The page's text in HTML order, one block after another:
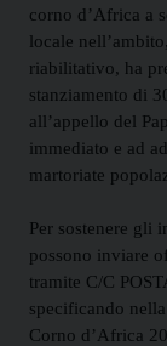
corno d’Africa a
locale
riabilitativo, ha
stanziamento di
all’appello del
immediato e ad
martoriate
Per sostenere gli
possono inviare
tramite C/C
specificando
Corno d’Africa